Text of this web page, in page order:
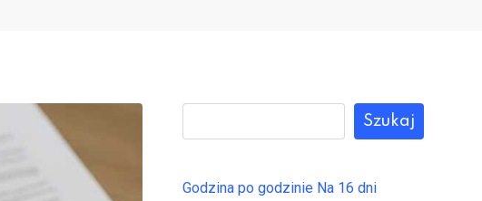
Szukaj
Godzina po godzinie Na 16 dni